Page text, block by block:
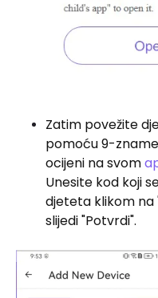
Zatim povežite
pomoću 9-
ocijeni na svom
Unesite kod koji
djeteta klikom na
slijedi "Potvrdi".